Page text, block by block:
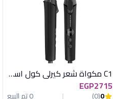
C1 مكواة شعر كيرلى كول اسود راش براش
EGP2715
0
(0)
0 تم البيع